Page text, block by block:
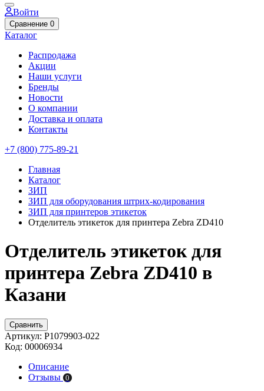
Войти
Сравнение 0
Каталог
Распродажа
Акции
Наши услуги
Бренды
Новости
О компании
Доставка и оплата
Контакты
+7 (800) 775-89-21
Главная
Каталог
ЗИП
ЗИП для оборудования штрих-кодирования
ЗИП для принтеров этикеток
Отделитель этикеток для принтера Zebra ZD410
Отделитель этикеток для
принтера Zebra ZD410 в
Казани
Сравнить
Артикул: P1079903-022
Код: 00006934
Описание
Отзывы 0